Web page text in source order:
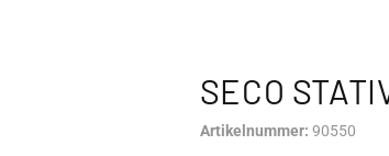
SECO
Artikelnummer: 90550